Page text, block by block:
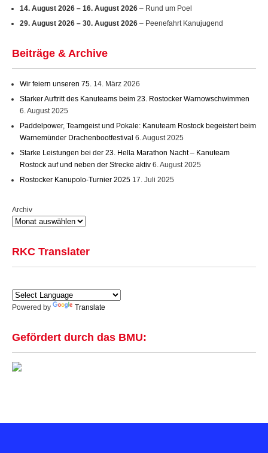
14. August 2026 – 16. August 2026 – Rund um Poel
29. August 2026 – 30. August 2026 – Peenefahrt Kanujugend
Beiträge & Archive
Wir feiern unseren 75. 14. März 2026
Starker Auftritt des Kanuteams beim 23. Rostocker Warnowschwimmen
6. August 2025
Paddelpower, Teamgeist und Pokale: Kanuteam Rostock begeistert beim
Warnemünder Drachenbootfestival 6. August 2025
Starke Leistungen bei der 23. Hella Marathon Nacht – Kanuteam
Rostock auf und neben der Strecke aktiv 6. August 2025
Rostocker Kanupolo-Turnier 2025 17. Juli 2025
Archiv
RKC Translater
Powered by Translate
Gefördert durch das BMU: